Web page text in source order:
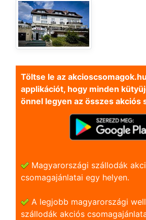
Töltse le az
applikációt, hogy minden
önnel legyen az összes akciós
Magyarországi szállodák
csomagajánlatai egy helyen.
A legjobb magyarországi
szállodák akciós